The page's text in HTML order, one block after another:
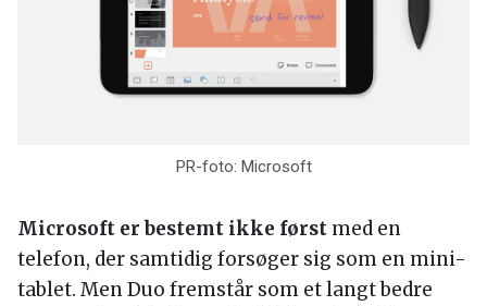
PR-foto: Microsoft
Microsoft er bestemt ikke først med en
telefon, der samtidig forsøger sig som en mini-
tablet. Men Duo fremstår som et langt bedre